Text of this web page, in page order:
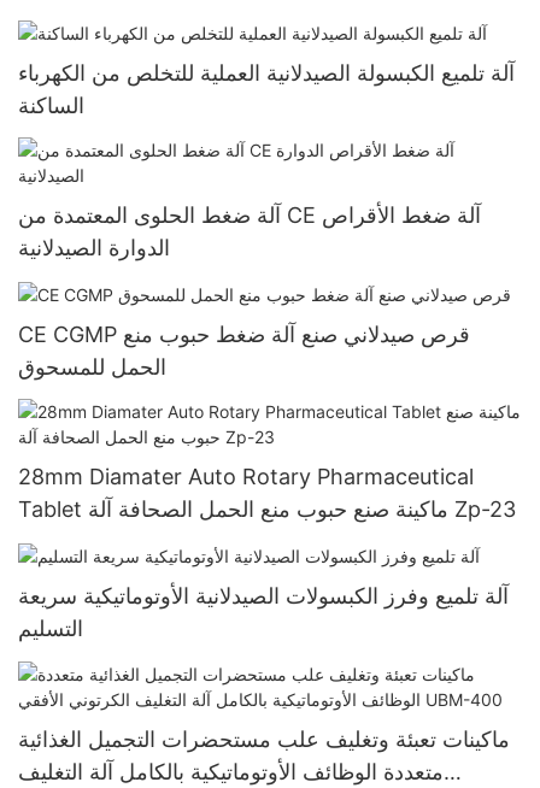
آلة تلميع الكبسولة الصيدلانية العملية للتخلص من الكهرباء
الساكنة
آلة ضغط الحلوى المعتمدة من CE آلة ضغط الأقراص
الدوارة الصيدلانية
CE CGMP قرص صيدلاني صنع آلة ضغط حبوب منع
الحمل للمسحوق
28mm Diamater Auto Rotary Pharmaceutical
Tablet ماكينة صنع حبوب منع الحمل الصحافة آلة Zp-23
آلة تلميع وفرز الكبسولات الصيدلانية الأوتوماتيكية سريعة
التسليم
ماكينات تعبئة وتغليف علب مستحضرات التجميل الغذائية
متعددة الوظائف الأوتوماتيكية بالكامل آلة التغليف